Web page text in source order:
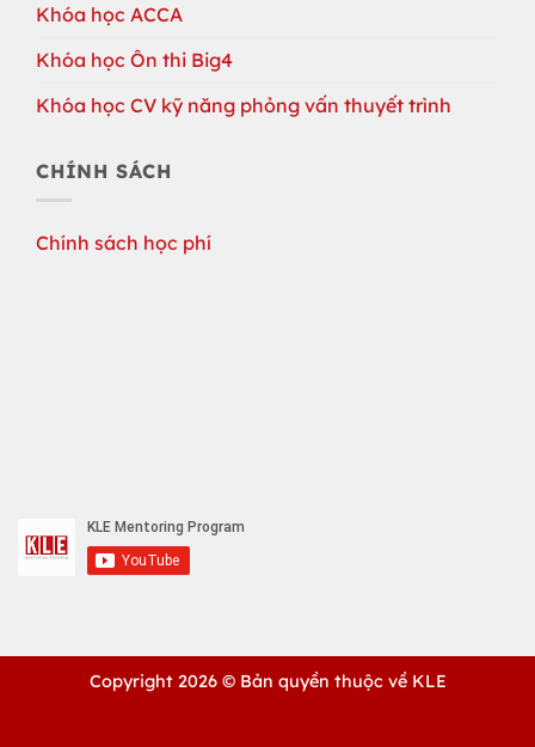
Khóa học ACCA
Khóa học Ôn thi Big4
Khóa học CV kỹ năng phỏng vấn thuyết trình
CHÍNH SÁCH
Chính sách học phí
Copyright 2026 © Bản quyền thuộc về KLE